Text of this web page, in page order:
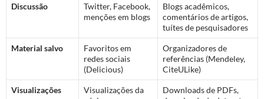
Discussão
Twitter, Facebook,
menções em blogs
Blogs acadêmicos,
comentários de artigos,
tuítes de pesquisadores
Material salvo
Favoritos em
redes sociais
(Delicious)
Organizadores de
referências (Mendeley,
CiteULike)
Visualizações
Visualizações da
Downloads de PDFs,